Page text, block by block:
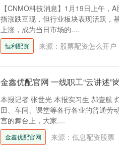
【CNMO科技消息】1月19日上午，
指涨跌互现，但行业板块表现活跃，
上涨，成为当日市场的....
恒利配资 来源：股票配资怎么开户
金鑫优配官网 一线职工“云讲述”
本报记者 张世光 本报实习生 郝壹航
田、车间、课堂等各行各业的普通劳
宫的舞台上，大家....
金鑫优配官网 来源：低息配资股票